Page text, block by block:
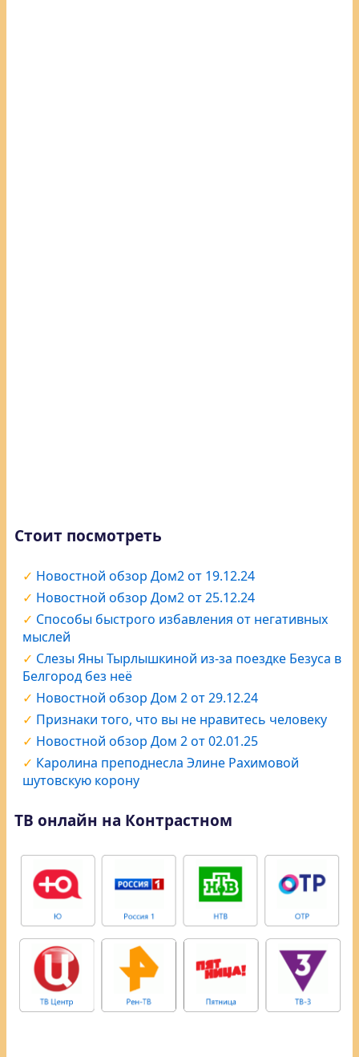
Стоит посмотреть
Новостной обзор Дом2 от 19.12.24
Новостной обзор Дом2 от 25.12.24
Способы быстрого избавления от негативных
мыслей
Слезы Яны Тырлышкиной из-за поездке Безуса в
Белгород без неё
Новостной обзор Дом 2 от 29.12.24
Признаки того, что вы не нравитесь человеку
Новостной обзор Дом 2 от 02.01.25
Каролина преподнесла Элине Рахимовой
шутовскую корону
ТВ онлайн на Контрастном